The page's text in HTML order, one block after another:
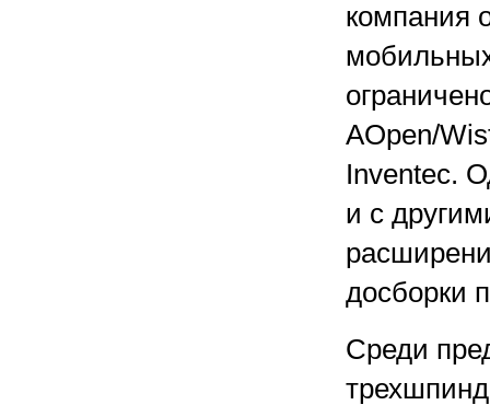
компания
AOpen/
Inventec.
и с
досборки
Среди